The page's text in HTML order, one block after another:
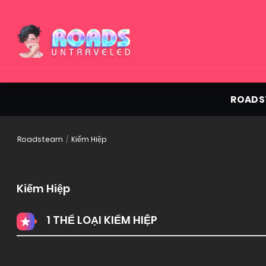
Roadsteam Kiếm Hiệp
Kiếm Hiệp
1 THỂ LOẠI KIẾM HIỆP